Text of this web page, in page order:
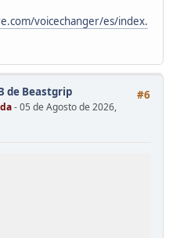
voicechanger/es/index.
#6
de Beastgrip
- 05 de Agosto de 2026,